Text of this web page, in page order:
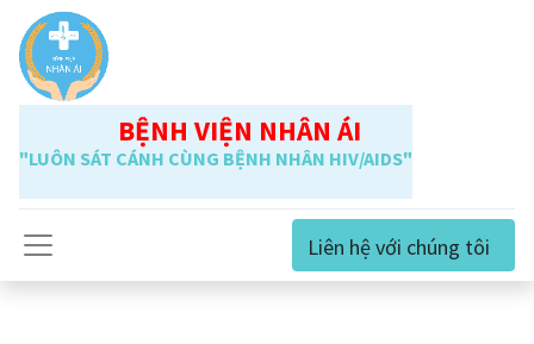
BỆNH VIỆN NHÂN ÁI
"LUÔN SÁT CÁNH CÙNG BỆNH NHÂN HIV/AIDS"
Liên hệ với chúng tôi